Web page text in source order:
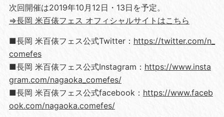
次回開催は2019年10月12日・13日を予定。
⇒長岡 米百俵フェス オフィシャルサイトはこちら
■長岡 米百俵フェス公式Twitter： https://twitter.com/n_
comefes
■長岡 米百俵フェス公式Instagram： https://www.insta
gram.com/nagaoka_comefes/
■長岡 米百俵フェス公式facebook： https://www.faceb
ook.com/nagaoka.comefes/